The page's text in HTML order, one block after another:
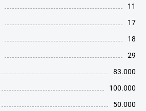
11
17
18
29
83.000
100.000
50.000